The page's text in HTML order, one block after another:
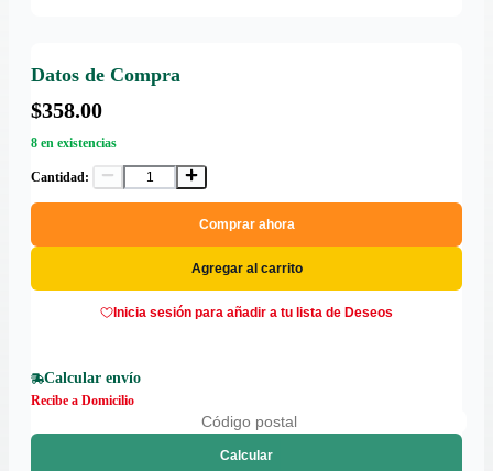
Datos de Compra
$358.00
8 en existencias
Cantidad:
Comprar ahora
Agregar al carrito
Inicia sesión para añadir a tu lista de Deseos
Calcular envío
Recibe a Domicilio
Calcular